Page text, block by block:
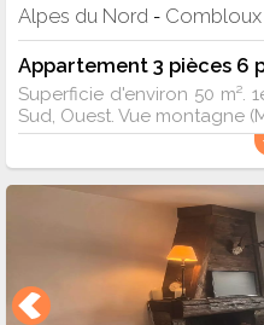
Alpes du Nord - Combloux
Appartement 3 pièces 6
Superficie d'environ 50 m².
Sud, Ouest. Vue montagne